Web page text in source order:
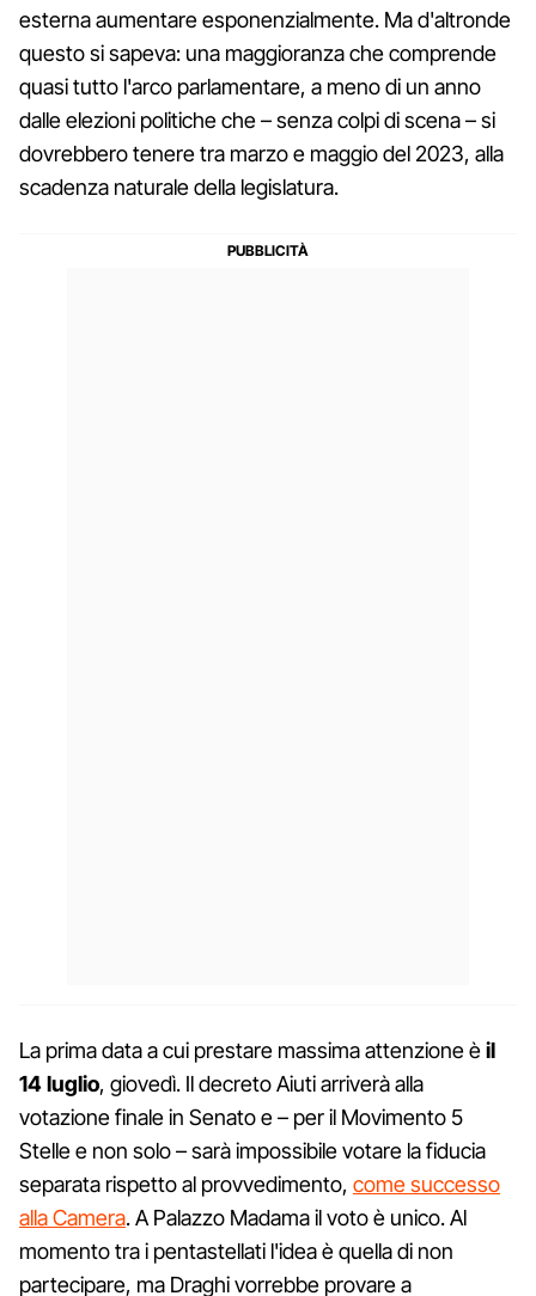
esterna aumentare esponenzialmente. Ma d'altronde
questo si sapeva: una maggioranza che comprende
quasi tutto l'arco parlamentare, a meno di un anno
dalle elezioni politiche che – senza colpi di scena – si
dovrebbero tenere tra marzo e maggio del 2023, alla
scadenza naturale della legislatura.
La prima data a cui prestare massima attenzione èil
14 luglio, giovedì. Il decreto Aiuti arriverà alla
votazione finale in Senato e – per il Movimento 5
Stelle e non solo – sarà impossibile votare la fiducia
separata rispetto al provvedimento, come successo
alla Camera. A Palazzo Madama il voto è unico. Al
momento tra i pentastellati l'idea è quella di non
partecipare, ma Draghi vorrebbe provare a